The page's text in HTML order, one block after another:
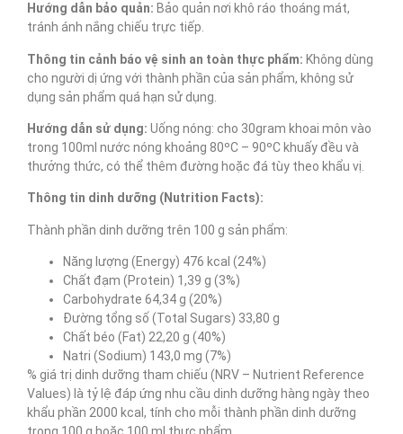
Hướng dẫn bảo quản: Bảo quản nơi khô ráo thoáng mát,
tránh ánh nắng chiếu trực tiếp.
Thông tin cảnh báo vệ sinh an toàn thực phẩm: Không dùng
cho người dị ứng với thành phần của sản phẩm, không sử
dụng sản phẩm quá hạn sử dụng.
Hướng dẫn sử dụng: Uống nóng: cho 30gram khoai môn vào
trong 100ml nước nóng khoảng 80ºC – 90ºC khuấy đều và
thưởng thức, có thể thêm đường hoặc đá tùy theo khẩu vị.
Thông tin dinh dưỡng (Nutrition Facts):
Thành phần dinh dưỡng trên 100 g sản phẩm:
Năng lượng (Energy) 476 kcal (24%)
Chất đạm (Protein) 1,39 g (3%)
Carbohydrate 64,34 g (20%)
Đường tổng số (Total Sugars) 33,80 g
Chất béo (Fat) 22,20 g (40%)
Natri (Sodium) 143,0 mg (7%)
% giá trị dinh dưỡng tham chiếu (NRV – Nutrient Reference
Values) là tỷ lệ đáp ứng nhu cầu dinh dưỡng hàng ngày theo
khẩu phần 2000 kcal, tính cho mỗi thành phần dinh dưỡng